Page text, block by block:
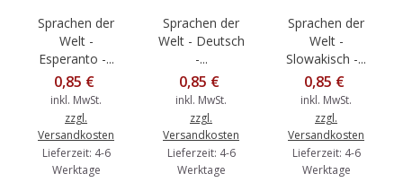
Sprachen der
Welt -
Esperanto -...
0,85 €
inkl. MwSt.
zzgl.
Versandkosten
Lieferzeit: 4-6
Werktage
Sprachen der
Welt - Deutsch
-...
0,85 €
inkl. MwSt.
zzgl.
Versandkosten
Lieferzeit: 4-6
Werktage
Sprachen der
Welt -
Slowakisch -...
0,85 €
inkl. MwSt.
zzgl.
Versandkosten
Lieferzeit: 4-6
Werktage